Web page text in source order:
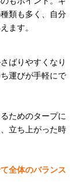
類も多く、自分
ます。
ばりやすくなり
運びが手軽にで
ためのタープに
立ち上がった時
全体のバランス